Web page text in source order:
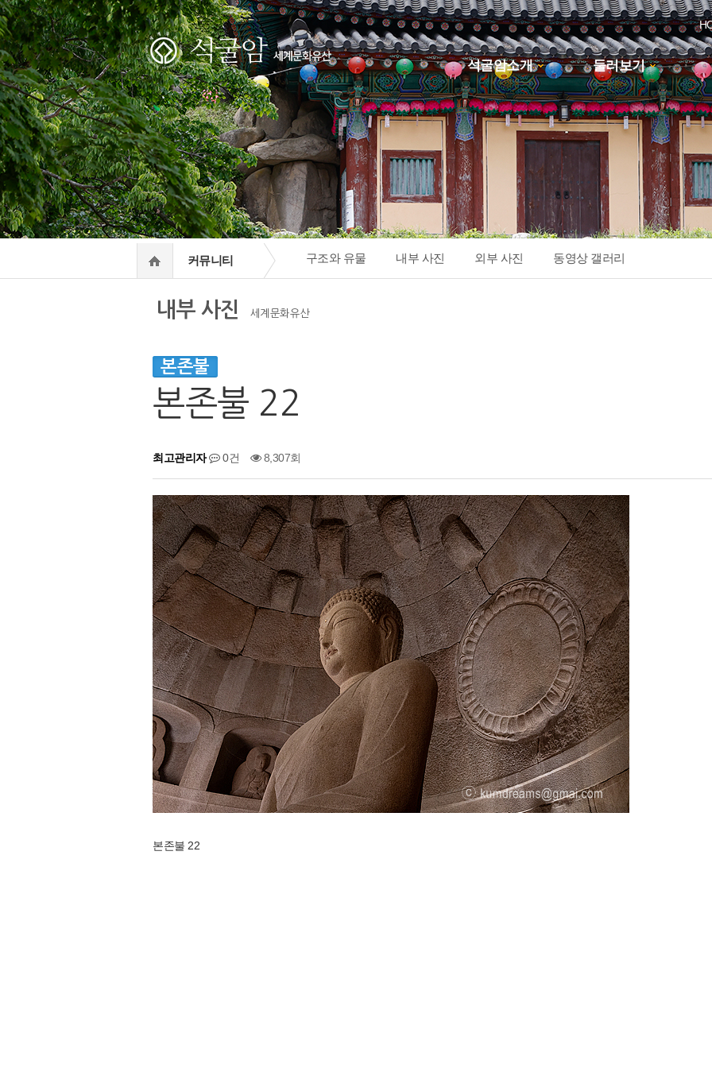
석굴암소개
하위분류
둘러보기
하위분류
하위분류
커뮤니티 구조와 유물 내부 사진 외부 사진 동영상 갤러리
내부 사진 세계문화유산
본존불
본존불 22
최고관리자 0건 8,307회
본존불 22